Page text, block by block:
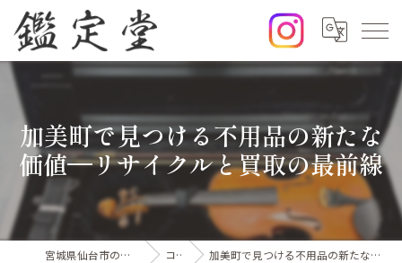
加美町で見つける不用品の新たな
価値—リサイクルと買取の最前線
宮城県仙台市の出張買取なら鑑定堂 コラム 加美町で見つける不用品の新たな価値—リサイクルと買取の最前線